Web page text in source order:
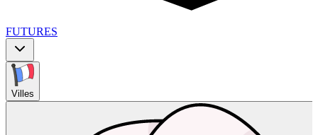
FUTURES
Villes